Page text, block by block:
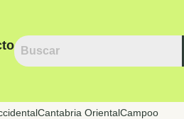
Cantabria OrientalCampoo